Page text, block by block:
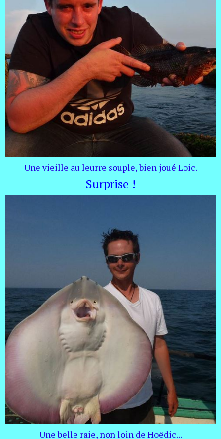
Une vieille au leurre souple, bien joué Loic.
Surprise !
Une belle raie, non loin de Hoëdic...